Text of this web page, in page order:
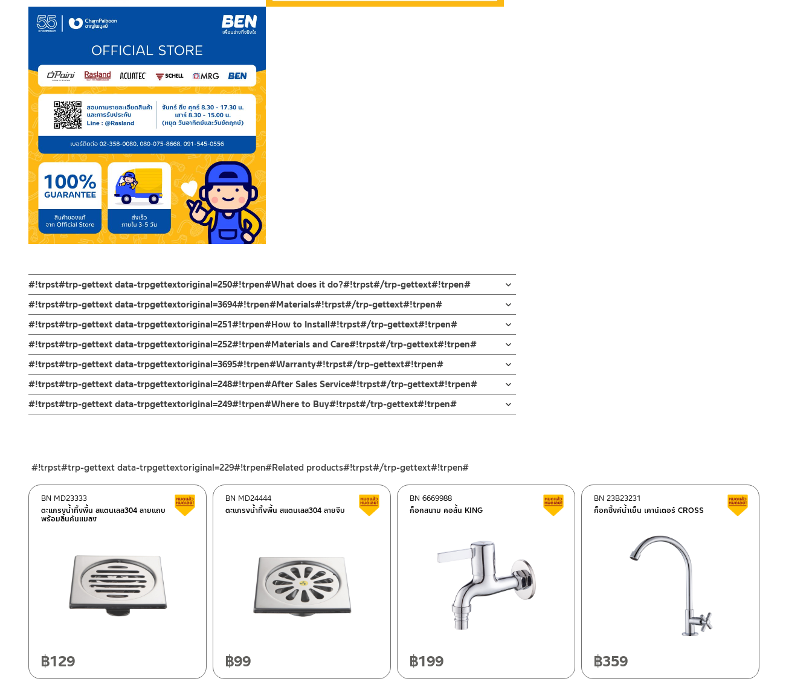
#!trpst#trp-gettext data-trpgettextoriginal=250#!trpen#What does it do?#!trpst#/trp-gettext#!trpen#
ก๊อกน้ำ ก๊อกน้ำอ่างล้างหน้า ก๊อกอ่างล้างมือ แบบน้ำเย็น ผลิตจากสแตนเลส เกรด 304
สีสแตนเลสด้าน ก้านโยกเปิด-ปิด ขนาดความยาวของปากก๊อกดีไซน์โค้ง
ก๊อกน้ำล้างหน้า ก๊อกน้ำล้างมือแบบน้ำเย็น ผลิตจากสแตนเลส เกรด 304 สีด้าน ทนทานแข็งแรง ต้านการกัดกร่อนสูง
และไม่ขึ้นสนิม ไม่เป็นรอยคราบน้ำ ปากก๊อกยาวทำองศาการปล่อยน้ำได้อย่างเหมาะสม สะดวกต่อการชำระล้าง
น้ำไม่กระเด็นออกนอกอ่าง เหมาะกับอ่างล้างหน้าขนาด เล็ก-กลาง การเปิดน้ำออกแบบมือจับเป็นแบบปัดขวา
ติดตั้งง่ายด้วยตัวล็อกฐาน ABS ใช้เพียงมือหมุนล็อค ติดตั้งง่าย
เพื่อเป็นการยืนยันความคงทนของวาล์วน้ำ รับประกันวาล์วก๊อกน้ำไม่รั่วซึม 10 ปี
#!trpst#trp-gettext data-trpgettextoriginal=3694#!trpen#Materials#!trpst#/trp-gettext#!trpen#
ตัวก๊อกน้ำ
ผลิตจากสแตนเลส เกรด 304 ทนทานแข็งแรง ต้านการกัดกร่อนสูง และไม่ขึ้นสนิม
#!trpst#trp-gettext data-trpgettextoriginal=251#!trpen#How to Install#!trpst#/trp-gettext#!trpen#
ข้อแนะนำในการติดตั้งสำหรับ การติดตั้ง ก๊อกน้ำ วาล์วเปิดปิดน้ำ ฝักบัว และ ชุดสายฉีดชำระ
สำหรับการติดตั้งใหม่ ให้ไล่ฝุ่น เศษทราย เศษท่อ ออกจากท่อน้ำก่อนติดตั้งสินค้า โดยปล่อยน้ำให้ไหลออกจากท่อนาน 1 นาที
เพื่อให้แรงน้ำพัดพาเศษละอองต่างๆ ออกจากท่อน้ำ มิเช่นนั้นสิ่งสกปรกจะเข้าไปภายในสินค้าและสร้างความเสียหายได้
หากตรวจพบเศษละอองต่างๆในสินค้า จะไม่อยู่ในเงื่อนไขการรับประกัน
#!trpst#trp-gettext data-trpgettextoriginal=252#!trpen#Materials and Care#!trpst#/trp-gettext#!trpen#
คำแนะนำในการดูแลรักษาผลิตภัณฑ์
1. ไม่ทำสินค้าให้เกิดความเสียหายอื่น ๆ นอกจากการใช้งานปกติ เช่นไม่ทำตก ไม่งัดหรือโยกสินค้าแรงๆ
2. ทำความสะอาดสินค้าโดยการใช้ผ้านุ่มๆชุบน้ำหมาดๆแล้วเช็ดให้แห้ง
3. ห้ามใช้สารเคมีที่มีฤทธิ์เป็นกรด ในการทำความสะอาด เนื่องจากผิวของสินค้าจะเสียหายได้
4. ห้ามใช้แปรง วัสดุแข็ง หยาบ ห้ามใช้ฝอยขัดทำความสะอาด ขัดหรือถู บนตัวสินค้า ซึ่งจะสร้างความเสียหายให้เกิดขึ้นกับผิวของสินค้าได้
#!trpst#trp-gettext data-trpgettextoriginal=3695#!trpen#Warranty#!trpst#/trp-gettext#!trpen#
รับประกันไส้วาล์ว ไม่รั่วซึม 10 ปี
#!trpst#trp-gettext data-trpgettextoriginal=248#!trpen#After Sales Service#!trpst#/trp-gettext#!trpen#
ช่องทางออนไลน์
– Email: contact@charnpaiboon.com
662/61-62 ถนน พระราม3 แขวงบางโพงพาง เขตยานนาวา กรุงเทพฯ 10120
โทร: 02-358-0080 / 080-075-8668 / 091-545-0556
ศูนย์บริการและอะไหล่เชียงใหม่
โทร: 080-075-2626
#!trpst#trp-gettext data-trpgettextoriginal=249#!trpen#Where to Buy#!trpst#/trp-gettext#!trpen#
–Lazada
– ซื้อสินค้าชิ้นนี้บน Shopee
<<
ซื้อสินค้าชิ้นนี้บน Lazada>> คลิกที่นี่
@charnpaiboon.sales
ติดต่อ ชาญไพบูลย์ / Contact Us
#!trpst#trp-gettext data-trpgettextoriginal=229#!trpen#Related products#!trpst#/trp-gettext#!trpen#
ตะแกรงน้ำทิ้งพื้น สแตนเลส304 ลายแถบ
พร้อมลิ้นกันแมลง
BN MD23333 สินค้าลดราคา เคลียร์สต็อก
฿129
ตะแกรงน้ำทิ้งพื้น สแตนเลส304 ลายจีบ
BN MD24444 สินค้าลดราคา เคลียร์สต็อก
฿99
ก็อกสนาม คอสั้น KING
BN 6669988 สินค้าลดราคา เคลียร์สต็อก
฿199
ก็อกซิ้งค์น้ำเย็น เคาน์เตอร์ CROSS
BN 23B23231
฿359